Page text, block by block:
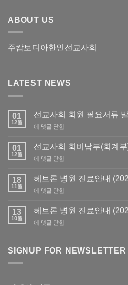
ABOUT US
주캄보디아한인선교사회
LATEST NEWS
01
12월
선교사회 회원 필요서류
선
사
회
회
필
서
발
급
에 댓글 닫힘
01
12월
선교사회 회비납부(회계
선
사
회
회
납
(회
–
에 댓글 닫힘
18
11월
헤브론 병원 진료안내
헤
론
병
원
안
에 댓글 닫힘
13
10월
헤브론 병원 진료안내
헤
병
에 댓글 닫힘
SIGNUP FOR NEWSLETTER